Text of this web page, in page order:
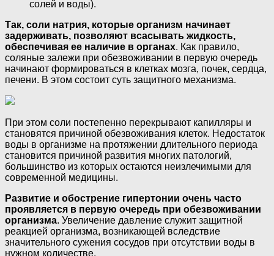
солей и воды).
Так, соли натрия, которые организм начинает
задерживать, позволяют всасывать жидкость,
обеспечивая ее наличие в органах. Как правило,
соляные залежи при обезвоживании в первую очередь
начинают формироваться в клетках мозга, почек, сердца,
печени. В этом состоит суть защитного механизма.
При этом соли постепенно перекрывают капилляры и
становятся причиной обезвоживания клеток. Недостаток
воды в организме на протяжении длительного периода
становится причиной развития многих патологий,
большинство из которых остаются неизлечимыми для
современной медицины.
Развитие и обострение гипертонии очень часто
проявляется в первую очередь при обезвоживании
организма. Увеличение давление служит защитной
реакцией организма, возникающей вследствие
значительного сужения сосудов при отсутствии воды в
нужном количестве.